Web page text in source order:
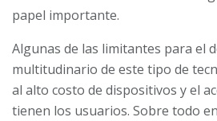
papel importante.
Algunas de las limitantes para el
multitudinario de este tipo de
al alto costo de dispositivos y el
tienen los usuarios. Sobre todo